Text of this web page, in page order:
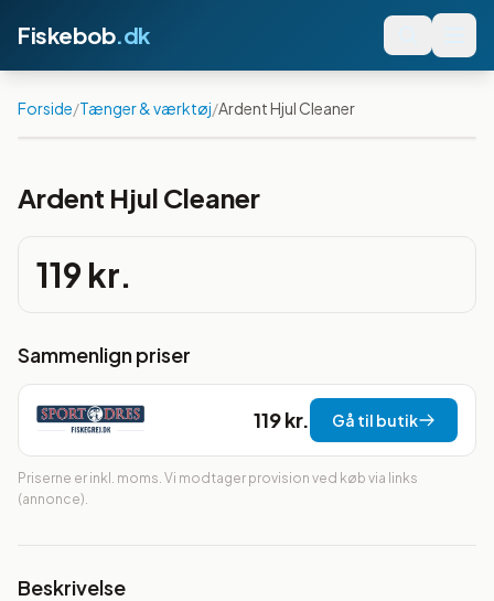
Fiskebob.dk
Forside/Tænger & værktøj/Ardent Hjul Cleaner
Ardent Hjul Cleaner
119 kr.
Sammenlign priser
119 kr. Gå til butik
Priserne er inkl. moms. Vi modtager provision ved køb via links
(annonce).
Beskrivelse